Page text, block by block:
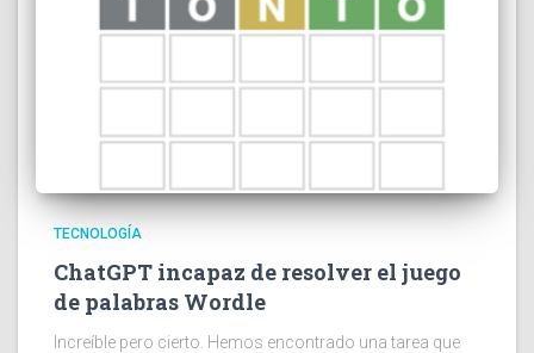
TECNOLOGÍA
ChatGPT incapaz de resolver el juego
de palabras Wordle
Increíble pero cierto. Hemos encontrado una tarea que